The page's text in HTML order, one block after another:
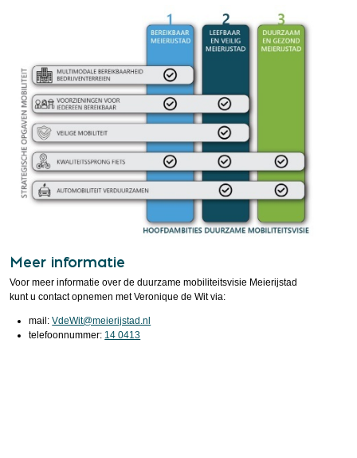
Meer informatie
Voor meer informatie over de duurzame mobiliteitsvisie Meierijstad
kunt u contact opnemen met Veronique de Wit via:
mail:VdeWit@meierijstad.nl
telefoonnummer: 14 0413